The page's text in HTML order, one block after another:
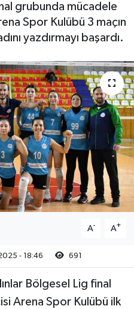
grubunda mücadele
Spor Kulübü 3 maçın
yazdırmayı başardı.
A- A+
- 18:46 691
Bölgesel Lig final
Arena Spor Kulübü ilk
ve Fikstür